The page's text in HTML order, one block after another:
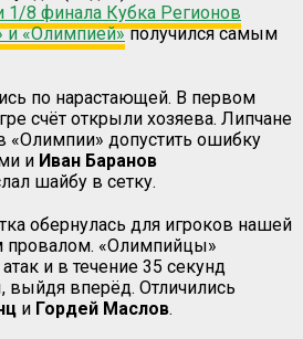
1/8 финала Кубка Регионов
«Олимпией»получился самым
по нарастающей. В первом
счёт открыли хозяева. Липчане
«Олимпии» допустить ошибку
и Иван Баранов
шайбу в сетку.
обернулась для игроков нашей
«Олимпийцы»
и в течение 35 секунд
вперёд. Отличились
и Гордей Маслов.